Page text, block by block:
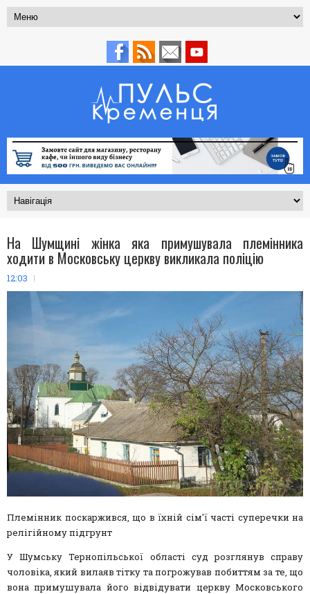
На Шумщині жінка яка примушувала племінника
ходити в Московську церкву викликала поліцію
12:03
Племінник поскаржився, що в їхній сім'ї часті суперечки на
релігійному підгрунт
У Шумську Тернопільської області суд розглянув справу
чоловіка, який вилаяв тітку та погрожував побиттям за те, що
вона примушувала його відвідувати церкву Московського